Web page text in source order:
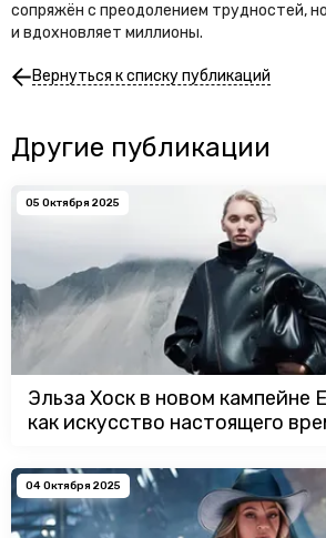
сопряжён с преодолением трудностей,
и вдохновляет миллионы.
Вернуться к списку публикаций
Другие публикации
05 Октября 2025
Эльза Хоск в новом кампейне
как искусство настоящего
04 Октября 2025